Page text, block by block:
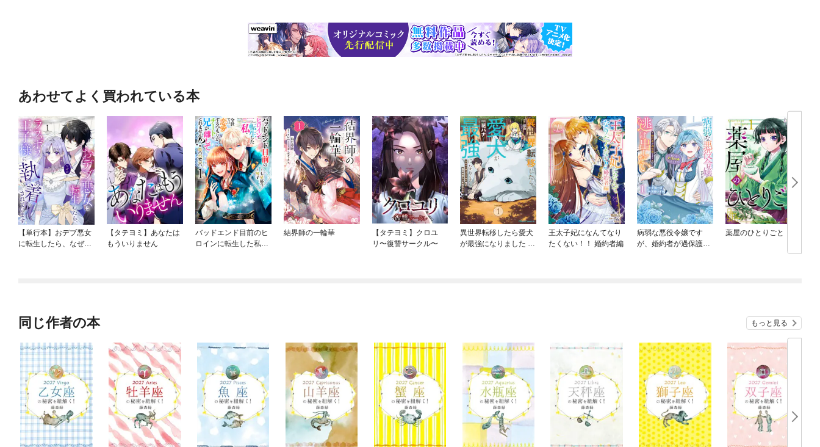
あわせてよく買われている本
【単行本】おデブ悪女
に転生したら、なぜか
【タテヨミ】あなたは
もういりません
バッドエンド目前のヒ
ロインに転生した私、
結界師の一輪華
【タテヨミ】クロユ
リ〜復讐サークル〜
異世界転移したら愛犬
が最強になりました ～
王太子妃になんてなり
たくない！！ 婚約者編
病弱な悪役令嬢です
が、婚約者が過保護す
薬屋のひとりごと
同じ作者の本 もっと見る